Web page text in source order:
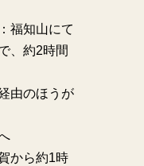
福知山にて
、約2時間
由のほうが
から約1時